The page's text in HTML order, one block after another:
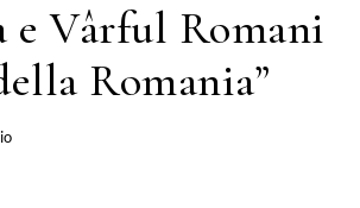
Vârful Romani
Romania”